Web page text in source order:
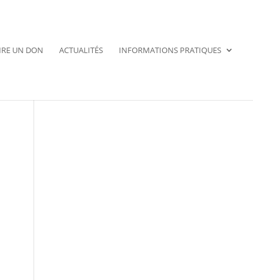
UN DON ACTUALITÉS INFORMATIONS PRATIQUES